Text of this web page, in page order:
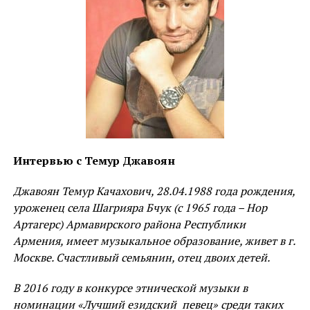
стали изучать езидов, курдов, заза. Их труды и сегодня
представляют академический и практический интерес.
Армения является независимым государством, которое
должно успешно развиваться и обеспечивать свою
безопасность в одном из самых сложных регионов мира.
Гуманитарным исследованиям и конкретно
востоковедению должно уделяться повышенное внимание.
исследований?
— Иранистика — базовая область востоковедения.
Иранский мир — один из главных
цивилизационнообразующих центров мира, ему
принадлежит особое место при изучении
иранистики включает в себя огромное географическое
пространство, которое когда-либо находилось под
Интервью с Темур Джавоян
Джавоян Темур Качахович, 28.04.1988 года рождения,
уроженецсела Шагрияра Бчук (с 1965 года – Нор
Артагерс)Армавирского районаРеспублики
Армения, имеет музыкальное образование, живет в г.
Москве. Счастливый семьянин, отец двоих детей.
В 2016 году в конкурсе этнической музыки в
номинации «Лучший езидский певец» среди таких